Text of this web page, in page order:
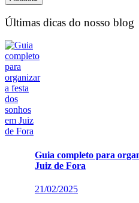
Últimas dicas do nosso blog
Guia completo para
Juiz de Fora
21/02/2025